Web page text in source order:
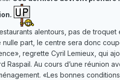
alentours, pas de troquet
nulle part, le centre sera donc
regrette Cyril Lemieux, qui
Raspail. Au cours d’une réunion
«Les bonnes